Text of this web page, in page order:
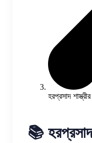
হরপ্রসাদ
📚 হরপ্রসাদ